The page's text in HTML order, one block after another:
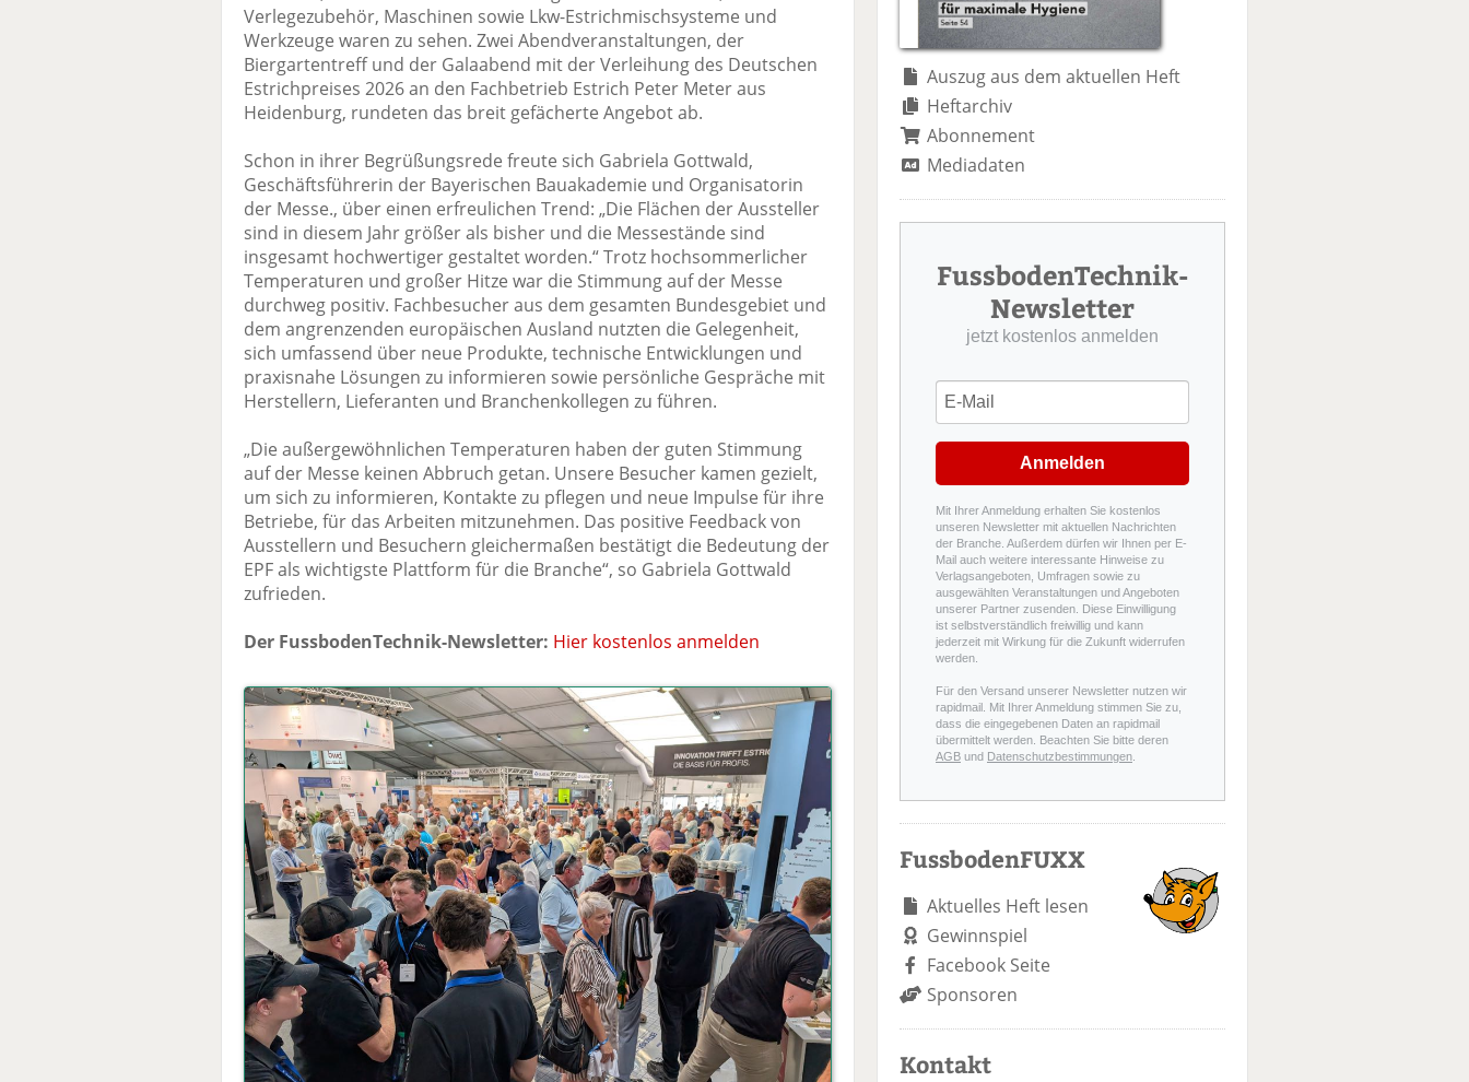
il
e
n
e
e
n
Verlegezubehör, Maschinen sowie Lkw-Estrichmischsysteme und
Werkzeuge waren zu sehen. Zwei Abendveranstaltungen, der
Biergartentreff und der Galaabend mit der Verleihung des Deutschen
Estrichpreises 2026 an den Fachbetrieb Estrich Peter Meter aus
Heidenburg, rundeten das breit gefächerte Angebot ab.
Schon in ihrer Begrüßungsrede freute sich Gabriela Gottwald,
Geschäftsführerin der Bayerischen Bauakademie und Organisatorin
der Messe., über einen erfreulichen Trend: „Die Flächen der Aussteller
sind in diesem Jahr größer als bisher und die Messestände sind
insgesamt hochwertiger gestaltet worden.“ Trotz hochsommerlicher
Temperaturen und großer Hitze war die Stimmung auf der Messe
durchweg positiv. Fachbesucher aus dem gesamten Bundesgebiet und
dem angrenzenden europäischen Ausland nutzten die Gelegenheit,
sich umfassend über neue Produkte, technische Entwicklungen und
praxisnahe Lösungen zu informieren sowie persönliche Gespräche mit
Herstellern, Lieferanten und Branchenkollegen zu führen.
„Die außergewöhnlichen Temperaturen haben der guten Stimmung
auf der Messe keinen Abbruch getan. Unsere Besucher kamen gezielt,
um sich zu informieren, Kontakte zu pflegen und neue Impulse für ihre
Betriebe, für das Arbeiten mitzunehmen. Das positive Feedback von
Ausstellern und Besuchern gleichermaßen bestätigt die Bedeutung der
EPF als wichtigste Plattform für die Branche“, so Gabriela Gottwald
zufrieden.
Der FussbodenTechnik-Newsletter: Hier kostenlos anmelden
Auszug aus dem aktuellen Heft
Heftarchiv
Abonnement
Mediadaten
FussbodenTechnik-
Newsletter
jetzt kostenlos anmelden
Anmelden
Mit Ihrer Anmeldung erhalten Sie kostenlos
unseren Newsletter mit aktuellen Nachrichten
der Branche. Außerdem dürfen wir Ihnen per E-
Mail auch weitere interessante Hinweise zu
Verlagsangeboten, Umfragen sowie zu
ausgewählten Veranstaltungen und Angeboten
unserer Partner zusenden. Diese Einwilligung
ist selbstverständlich freiwillig und kann
jederzeit mit Wirkung für die Zukunft widerrufen
werden.
Für den Versand unserer Newsletter nutzen wir
rapidmail. Mit Ihrer Anmeldung stimmen Sie zu,
dass die eingegebenen Daten an rapidmail
übermittelt werden. Beachten Sie bitte deren
AGB und Datenschutzbestimmungen.
FussbodenFUXX
Aktuelles Heft lesen
Gewinnspiel
Facebook Seite
Sponsoren
Kontakt